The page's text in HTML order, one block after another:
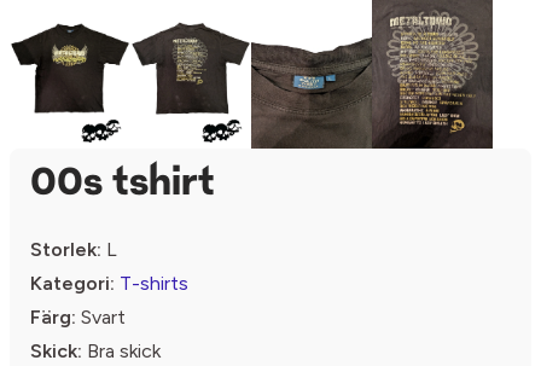
00s tshirt
Storlek: L
Kategori: T-shirts
Färg: Svart
Skick: Bra skick